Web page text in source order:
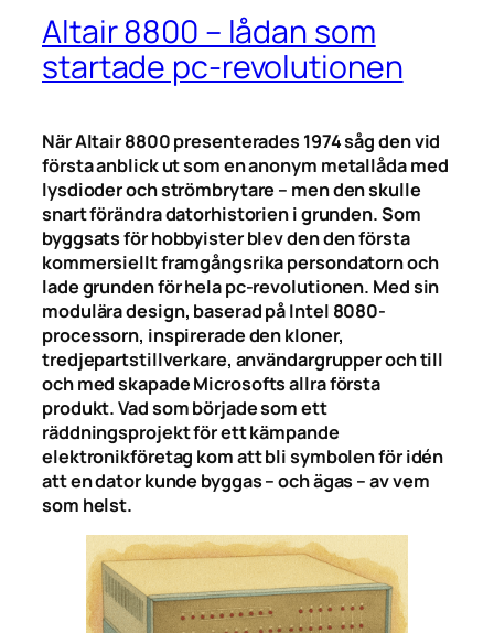
Altair 8800 – lådan som
startade pc-revolutionen
När Altair 8800 presenterades 1974 såg den vid
första anblick ut som en anonym metallåda med
lysdioder och strömbrytare – men den skulle
snart förändra datorhistorien i grunden. Som
byggsats för hobbyister blev den den första
kommersiellt framgångsrika persondatorn och
lade grunden för hela pc-revolutionen. Med sin
modulära design, baserad på Intel 8080-
processorn, inspirerade den kloner,
tredjepartstillverkare, användargrupper och till
och med skapade Microsofts allra första
produkt. Vad som började som ett
räddningsprojekt för ett kämpande
elektronikföretag kom att bli symbolen för idén
att en dator kunde byggas – och ägas – av vem
som helst.